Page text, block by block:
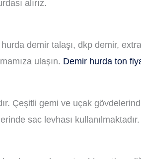
alırız.
demir talaşı, dkp demir,
ulaşın. Demir hurda ton
Çeşitli gemi ve uçak
sac levhası